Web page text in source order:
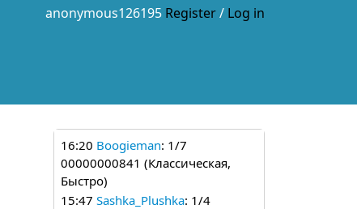
anonymous126195 Register/ Log in
16:20 Boogieman: 1/7
00000000841 (Классическая,
Быстро)
15:47 Sashka_Plushka: 1/4